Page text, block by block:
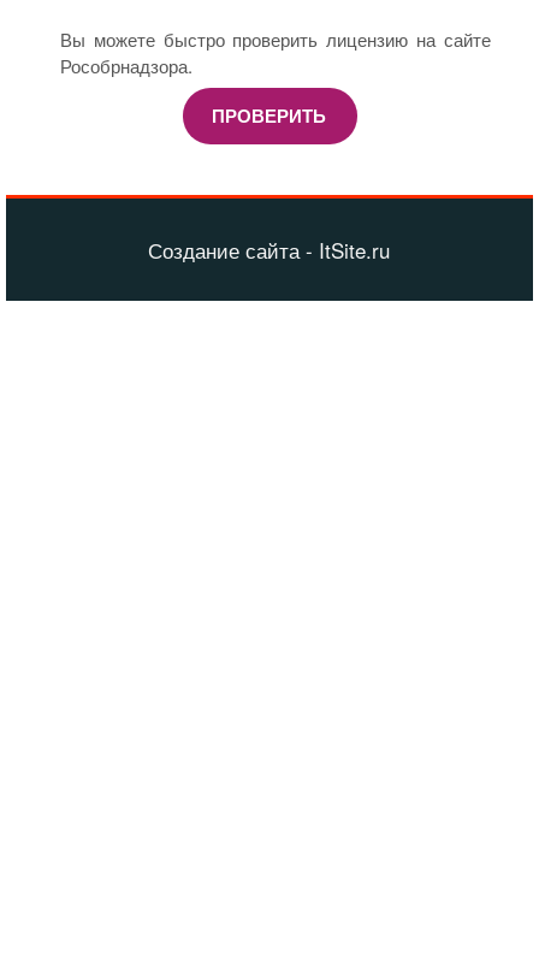
Вы можете быстро проверить лицензию на сайте
Рособрнадзора.
ПРОВЕРИТЬ
Создание сайта - ItSite.ru